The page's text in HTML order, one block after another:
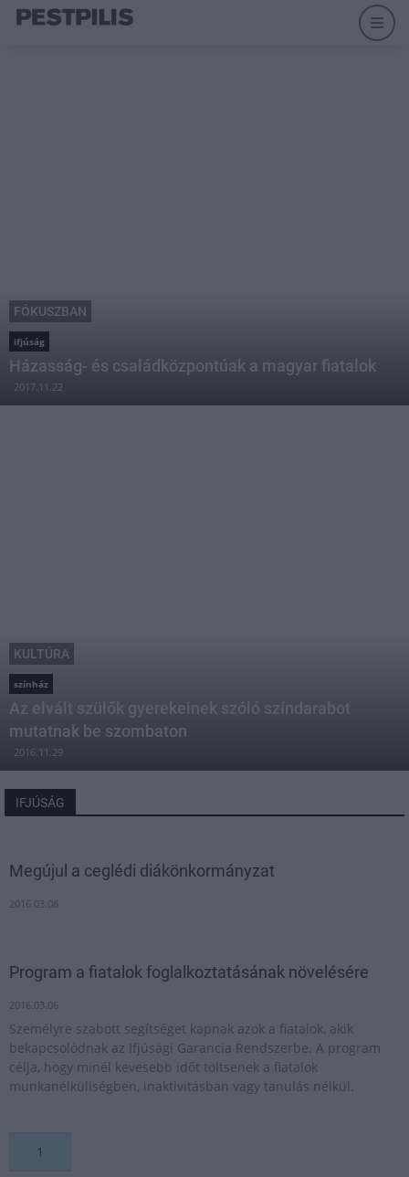
FÓKUSZBAN
ifjúság
Házasság- és családközpontúak a magyar fiatalok
2017.11.22
KULTÚRA
színház
Az elvált szülők gyerekeinek szóló színdarabot
mutatnak be szombaton
2016.11.29
IFJÚSÁG
Megújul a ceglédi diákönkormányzat
2016.03.08
Program a fiatalok foglalkoztatásának növelésére
2016.03.06
Személyre szabott segítséget kapnak azok a fiatalok, akik
bekapcsolódnak az Ifjúsági Garancia Rendszerbe. A program
célja, hogy minél kevesebb időt töltsenek a fiatalok
munkanélküliségben, inaktivitásban vagy tanulás nélkül.
1